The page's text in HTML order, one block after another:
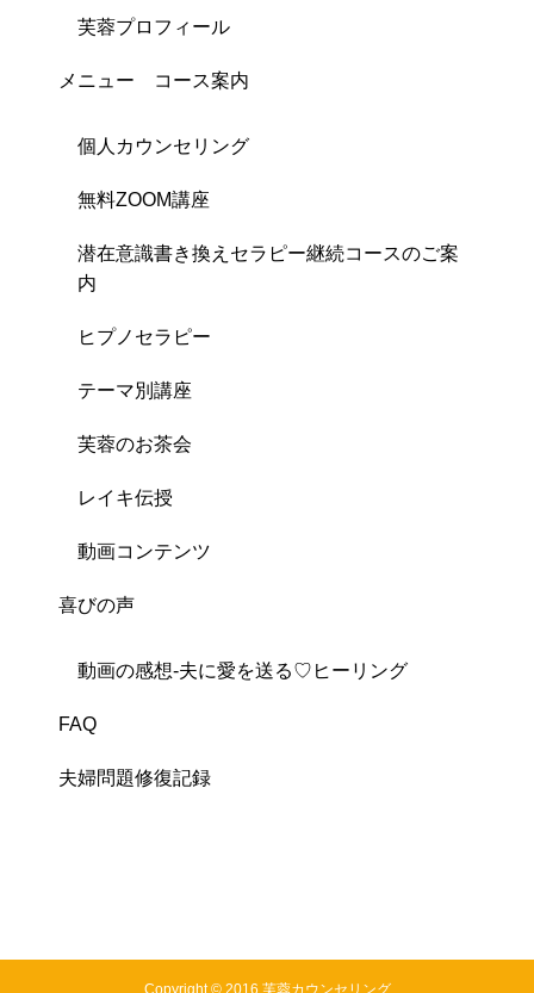
芙蓉プロフィール
メニュー コース案内
個人カウンセリング
無料ZOOM講座
潜在意識書き換えセラピー継続コースのご案
内
ヒプノセラピー
テーマ別講座
芙蓉のお茶会
レイキ伝授
動画コンテンツ
喜びの声
動画の感想-夫に愛を送る♡ヒーリング
FAQ
夫婦問題修復記録
Copyright © 2016 芙蓉カウンセリング